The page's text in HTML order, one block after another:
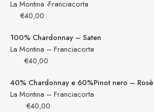
La Montina -
€40,00
100% Chardonnay – Saten
La Montina –
€40,00
40% Chardonnay e 60%Pinot nero – Rosè
La Montina –
€40,00